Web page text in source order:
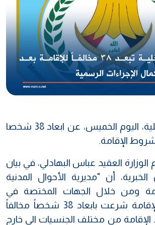
أعلنت وزارة الداخلية، اليوم الخميس، عن ابعاد 38 شخصا
الإقامة.
العقيد عباس البهادلي، في بيان
أن "مديرية الأحوال المدنية
ومن خلال الجهات المختصة في
مديرية شؤون الإقامة شرعت بابعاد 38 شخصاً مخالفاً
من مختلف الجنسيات الى خارج